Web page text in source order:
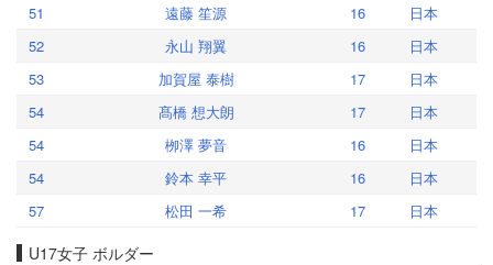
51
遠藤 笙源 16
日本
52
永山 翔翼 16
日本
53
加賀屋 泰樹 17
日本
54
髙橋 想大朗 17
日本
54
栁澤 夢音 16
日本
54
鈴本 幸平 16
日本
57
松田 一希 17 日本
U17女子 ボルダー